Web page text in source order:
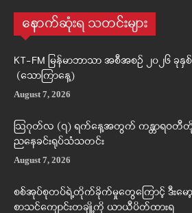
နောက်ဆုံးရ သတင်းများ
KT-FM မြန်မာဘာသာ အစီအစဉ် ၂၀၂၆ ခု
(သောကြာနေ့)
August 7, 2026
ဩဂုတ်လ (၇) ရက်နေ့အတွက် ကန္တာရဝတီတို
ညနေခင်းရုပ်သံသတင်း
August 7, 2026
စစ်အုပ်စုတပ်ရဲ့တိုက်ခိုက်မှုတွေကြောင့် ဒီးမေ
စာသင်ကျောင်းတချို့ကို ယာယီပိတ်ထားရ